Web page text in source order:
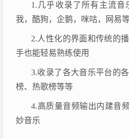
1.几乎收录了所有主流
我，酷狗，企鹅，咪咕，网易
2.人性化的界面和传统的
手也能轻易熟练使用
3.收录了各大音乐平台的
榜、热歌榜等等
4.高质量音频输出内建音
妙音乐